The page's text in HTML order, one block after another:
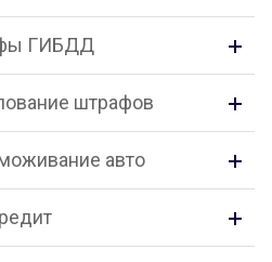
ГИБДД
штрафов
авто